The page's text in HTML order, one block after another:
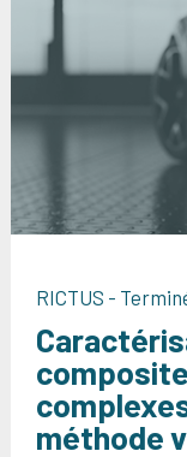
RICTUS -
méthode